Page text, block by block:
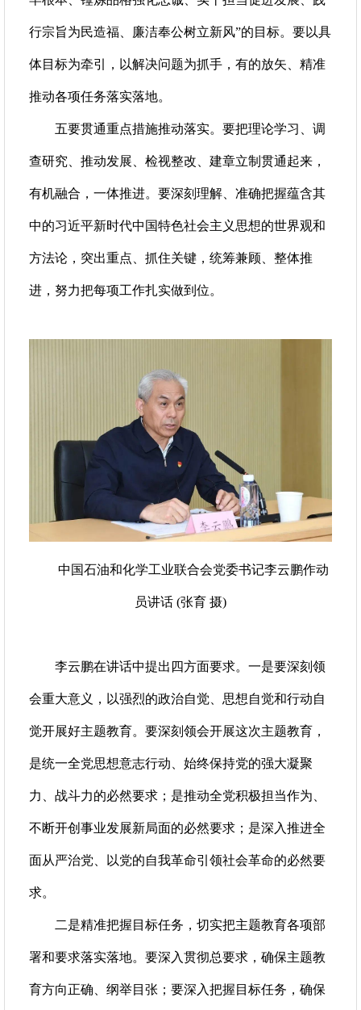
行宗旨为民造福、廉洁奉公树立新风”的目标。要以具
体目标为牵引，以解决问题为抓手，有的放矢、精准
推动各项任务落实落地。
五要贯通重点措施推动落实。要把理论学习、调
查研究、推动发展、检视整改、建章立制贯通起来，
有机融合，一体推进。要深刻理解、准确把握蕴含其
中的习近平新时代中国特色社会主义思想的世界观和
方法论，突出重点、抓住关键，统筹兼顾、整体推
进，努力把每项工作扎实做到位。
中国石油和化学工业联合会党委书记李云鹏作动
员讲话 (张育 摄)
李云鹏在讲话中提出四方面要求。一是要深刻领
会重大意义，以强烈的政治自觉、思想自觉和行动自
觉开展好主题教育。要深刻领会开展这次主题教育，
是统一全党思想意志行动、始终保持党的强大凝聚
力、战斗力的必然要求；是推动全党积极担当作为、
不断开创事业发展新局面的必然要求；是深入推进全
面从严治党、以党的自我革命引领社会革命的必然要
求。
二是精准把握目标任务，切实把主题教育各项部
署和要求落实落地。要深入贯彻总要求，确保主题教
育方向正确、纲举目张；要深入把握目标任务，确保